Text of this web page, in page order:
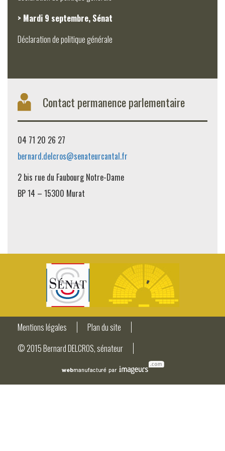
> Mardi 9 septembre, Sénat
Déclaration de politique générale
Contact permanence parlementaire
04 71 20 26 27
bernard.delcros@senateurcantal.fr
2 bis rue du Faubourg Notre-Dame
BP 14 – 15300 Murat
Mentions légales
Plan du site
© 2015 Bernard DELCROS, sénateur